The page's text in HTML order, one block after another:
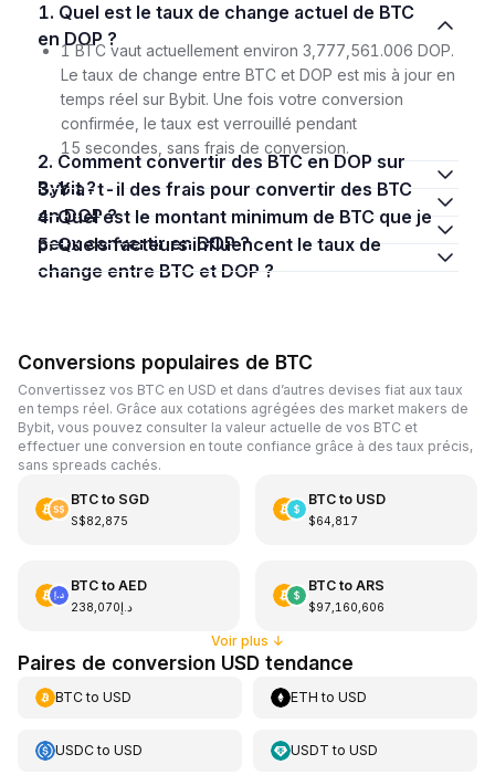
1. Quel est le taux de change actuel de BTC
en DOP ?
1 BTC vaut actuellement environ 3,777,561.006 DOP.
Le taux de change entre BTC et DOP est mis à jour en
temps réel sur Bybit. Une fois votre conversion
confirmée, le taux est verrouillé pendant
15 secondes, sans frais de conversion.
2. Comment convertir des BTC en DOP sur
Bybit ?
3. Y a-t-il des frais pour convertir des BTC
en DOP ?
4. Quel est le montant minimum de BTC que je
peux convertir en DOP ?
5. Quels facteurs influencent le taux de
change entre BTC et DOP ?
Conversions populaires de BTC
Convertissez vos BTC en USD et dans d’autres devises fiat aux taux
en temps réel. Grâce aux cotations agrégées des market makers de
Bybit, vous pouvez consulter la valeur actuelle de vos BTC et
effectuer une conversion en toute confiance grâce à des taux précis,
sans spreads cachés.
BTCto SGD
S$82,875
BTCto USD
$64,817
BTCto AED
د.إ238,070
BTCto ARS
$97,160,606
Voir plus ↓
Paires de conversion USD tendance
BTCto USD ETH toUSD
USDCto USD USDT toUSD